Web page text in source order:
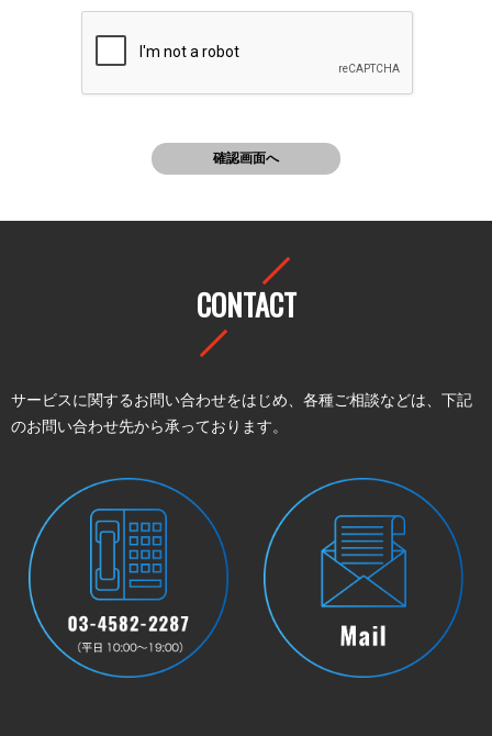
確認画面へ
CONTACT
サービスに関するお問い合わせをはじめ、各種ご相談などは、下記
のお問い合わせ先から承っております。